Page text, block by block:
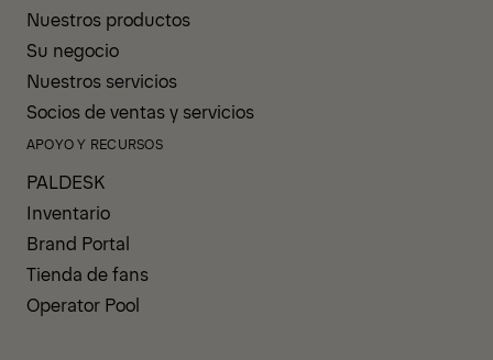
Nuestros productos
Su negocio
Nuestros servicios
Socios de ventas y servicios
APOYO Y RECURSOS
PALDESK
Inventario
Brand Portal
Tienda de fans
Operator Pool